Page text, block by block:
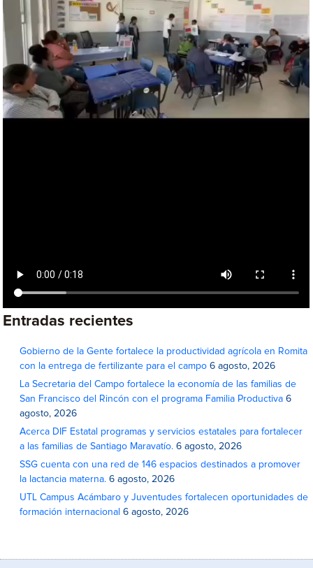
Entradas recientes
Gobierno de la Gente fortalece la productividad agrícola en Romita
con la entrega de fertilizante para el campo 6 agosto, 2026
La Secretaria del Campo fortalece la economía de las familias de
San Francisco del Rincón con el programa Familia Productiva 6
agosto, 2026
Acerca DIF Estatal programas y servicios estatales para fortalecer
a las familias de Santiago Maravatío. 6 agosto, 2026
SSG cuenta con una red de 146 espacios destinados a promover
la lactancia materna. 6 agosto, 2026
UTL Campus Acámbaro y Juventudes fortalecen oportunidades de
formación internacional 6 agosto, 2026